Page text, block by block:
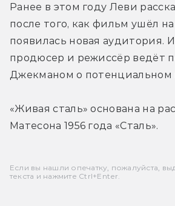
Ранее в этом году Леви
после того, как фильм ушёл
появилась новая аудитория.
продюсер и режиссёр ведёт
Джекманом о
«Живая сталь» основана на
Матесона 1956 года «Сталь».
Если вы нашли опечатку, пожалуйста,
текста и нажмите Ctrl+Enter.